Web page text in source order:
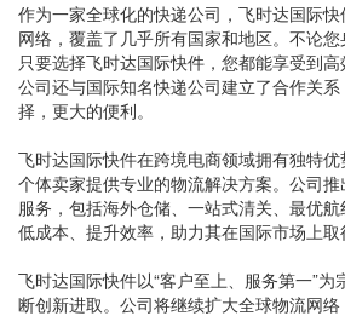
作为一家全球化的快递公司，飞时达国际
网络，覆盖了几乎所有国家和地区。不论您
只要选择飞时达国际快件，您都能享受到高
公司还与国际知名快递公司建立了合作关
择，更大的便利。
飞时达国际快件在跨境电商领域拥有独特
个体卖家提供专业的物流解决方案。公司
服务，包括海外仓储、一站式清关、最优
低成本、提升效率，助力其在国际市场上取
飞时达国际快件以“客户至上、服务第一”
断创新进取。公司将继续扩大全球物流网